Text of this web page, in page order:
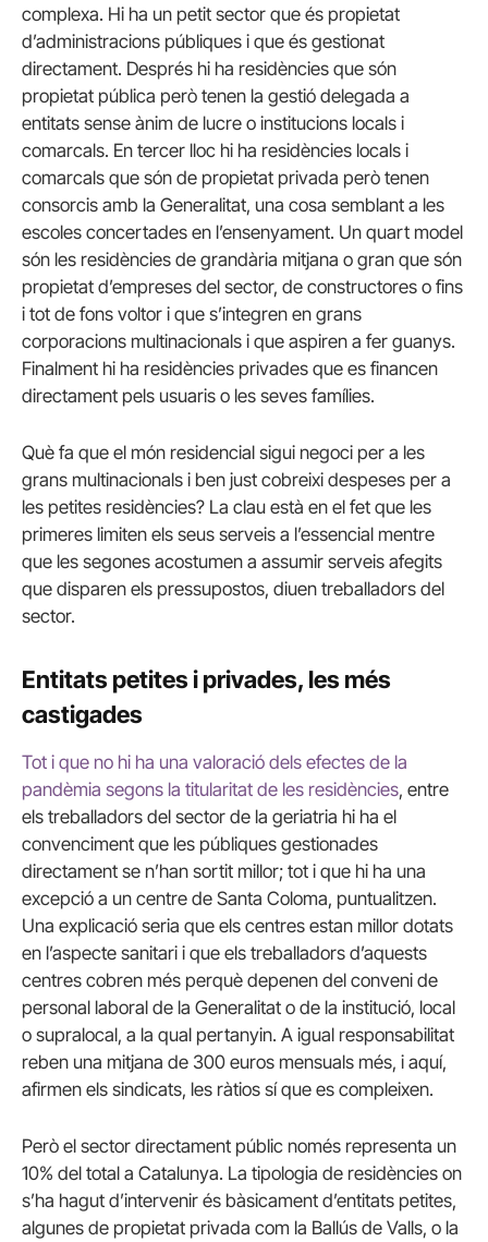
complexa. Hi ha un petit sector que és propietat
d’administracions públiques i que és gestionat
directament. Després hi ha residències que són
propietat pública però tenen la gestió delegada a
entitats sense ànim de lucre o institucions locals i
comarcals. En tercer lloc hi ha residències locals i
comarcals que són de propietat privada però tenen
consorcis amb la Generalitat, una cosa semblant a les
escoles concertades en l’ensenyament. Un quart model
són les residències de grandària mitjana o gran que són
propietat d’empreses del sector, de constructores o fins
i tot de fons voltor i que s’integren en grans
corporacions multinacionals i que aspiren a fer guanys.
Finalment hi ha residències privades que es financen
directament pels usuaris o les seves famílies.
Què fa que el món residencial sigui negoci per a les
grans multinacionals i ben just cobreixi despeses per a
les petites residències? La clau està en el fet que les
primeres limiten els seus serveis a l’essencial mentre
que les segones acostumen a assumir serveis afegits
que disparen els pressupostos, diuen treballadors del
sector.
Entitats petites i privades, les més
castigades
Tot i que no hi ha una valoració dels efectes de la
pandèmia segons la titularitat de les residències, entre
els treballadors del sector de la geriatria hi ha el
convenciment que les públiques gestionades
directament se n’han sortit millor; tot i que hi ha una
excepció a un centre de Santa Coloma, puntualitzen.
Una explicació seria que els centres estan millor dotats
en l’aspecte sanitari i que els treballadors d’aquests
centres cobren més perquè depenen del conveni de
personal laboral de la Generalitat o de la institució, local
o supralocal, a la qual pertanyin. A igual responsabilitat
reben una mitjana de 300 euros mensuals més, i aquí,
afirmen els sindicats, les ràtios sí que es compleixen.
Però el sector directament públic només representa un
10% del total a Catalunya. La tipologia de residències on
s’ha hagut d’intervenir és bàsicament d’entitats petites,
algunes de propietat privada com la Ballús de Valls, o la